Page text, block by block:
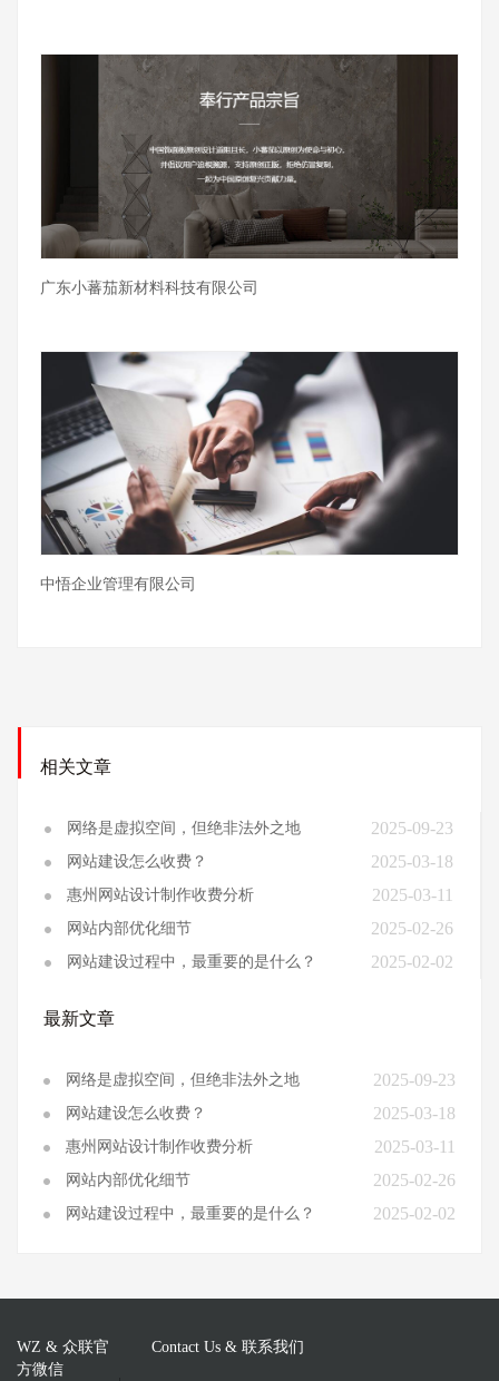
广东小蕃茄新材料科技有限公司
中悟企业管理有限公司
相关文章
网络是虚拟空间，但绝非法外之地 2025-09-23
网站建设怎么收费？ 2025-03-18
惠州网站设计制作收费分析 2025-03-11
网站内部优化细节 2025-02-26
网站建设过程中，最重要的是什么？ 2025-02-02
最新文章
网络是虚拟空间，但绝非法外之地 2025-09-23
网站建设怎么收费？ 2025-03-18
惠州网站设计制作收费分析 2025-03-11
网站内部优化细节 2025-02-26
网站建设过程中，最重要的是什么？ 2025-02-02
WZ & 众联官
方微信
Contact Us & 联系我们